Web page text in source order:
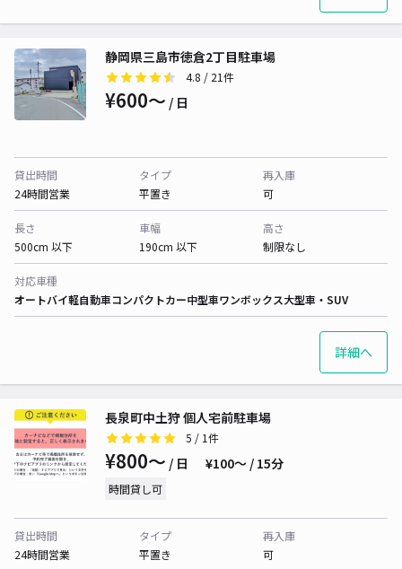
静岡県三島市徳倉2丁目駐車場
4.8 / 21件
¥600〜 / 日
貸出時間
24時間営業
タイプ
平置き
再入庫
可
長さ
500cm 以下
車幅
190cm 以下
高さ
制限なし
対応車種
オートバイ軽自動車コンパクトカー中型車ワンボックス大型車・SUV
詳細へ
長泉町中土狩 個人宅前駐車場
5 / 1件
¥800〜 / 日 ¥100〜 / 15分
時間貸し可
貸出時間
24時間営業
タイプ
平置き
再入庫
可